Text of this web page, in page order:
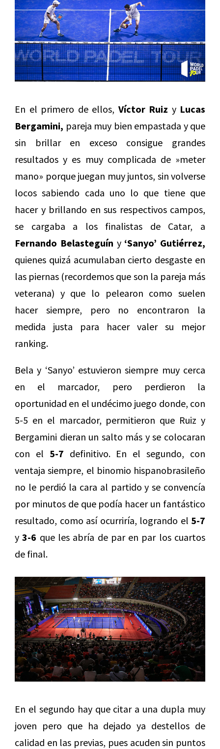
En el primero de ellos, Víctor Ruiz y Lucas
Bergamini, pareja muy bien empastada y que
sin brillar en exceso consigue grandes
resultados y es muy complicada de »meter
mano» porque juegan muy juntos, sin volverse
locos sabiendo cada uno lo que tiene que
hacer y brillando en sus respectivos campos,
se cargaba a los finalistas de Catar, a
Fernando Belasteguín y ‘Sanyo’ Gutiérrez,
quienes quizá acumulaban cierto desgaste en
las piernas (recordemos que son la pareja más
veterana) y que lo pelearon como suelen
hacer siempre, pero no encontraron la
medida justa para hacer valer su mejor
ranking.
Bela y ‘Sanyo’ estuvieron siempre muy cerca
en el marcador, pero perdieron la
oportunidad en el undécimo juego donde, con
5-5 en el marcador, permitieron que Ruiz y
Bergamini dieran un salto más y se colocaran
con el 5-7 definitivo. En el segundo, con
ventaja siempre, el binomio hispanobrasileño
no le perdió la cara al partido y se convencía
por minutos de que podía hacer un fantástico
resultado, como así ocurriría, logrando el 5-7
y3-6 que les abría de par en par los cuartos
de final.
En el segundo hay que citar a una dupla muy
joven pero que ha dejado ya destellos de
calidad en las previas, pues acuden sin puntos